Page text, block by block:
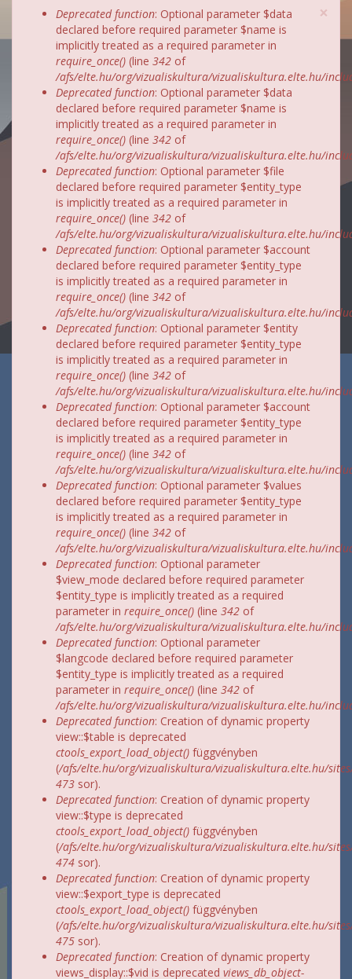
×
Hibaüzenet
Deprecated function: Optional parameter $data
declared before required parameter $name is
implicitly treated as a required parameter in
require_once() (line 342 of
/afs/elte.hu/org/vizualiskultura/vizualiskultura.elte.hu/
Deprecated function: Optional parameter $data
declared before required parameter $name is
implicitly treated as a required parameter in
require_once() (line 342 of
/afs/elte.hu/org/vizualiskultura/vizualiskultura.elte.hu/
Deprecated function: Optional parameter $file
declared before required parameter $entity_type
is implicitly treated as a required parameter in
require_once() (line 342 of
/afs/elte.hu/org/vizualiskultura/vizualiskultura.elte.hu/
Deprecated function: Optional parameter $account
declared before required parameter $entity_type
is implicitly treated as a required parameter in
require_once() (line 342 of
/afs/elte.hu/org/vizualiskultura/vizualiskultura.elte.hu/
Deprecated function: Optional parameter $entity
declared before required parameter $entity_type
is implicitly treated as a required parameter in
require_once() (line 342 of
/afs/elte.hu/org/vizualiskultura/vizualiskultura.elte.hu/
Deprecated function: Optional parameter $account
declared before required parameter $entity_type
is implicitly treated as a required parameter in
require_once() (line 342 of
/afs/elte.hu/org/vizualiskultura/vizualiskultura.elte.hu/
Deprecated function: Optional parameter $values
declared before required parameter $entity_type
is implicitly treated as a required parameter in
require_once() (line 342 of
/afs/elte.hu/org/vizualiskultura/vizualiskultura.elte.hu/
Deprecated function: Optional parameter
$view_mode declared before required parameter
$entity_type is implicitly treated as a required
parameter in require_once() (line 342 of
/afs/elte.hu/org/vizualiskultura/vizualiskultura.elte.hu/
Deprecated function: Optional parameter
$langcode declared before required parameter
$entity_type is implicitly treated as a required
parameter in require_once() (line 342 of
/afs/elte.hu/org/vizualiskultura/vizualiskultura.elte.hu/
Deprecated function: Creation of dynamic property
view::$table is deprecated
ctools_export_load_object() függvényben
(/afs/elte.hu/org/vizualiskultura/vizualiskultura.elte.hu/
473 sor).
Deprecated function: Creation of dynamic property
view::$type is deprecated
ctools_export_load_object() függvényben
(/afs/elte.hu/org/vizualiskultura/vizualiskultura.elte.hu/
474 sor).
Deprecated function: Creation of dynamic property
view::$export_type is deprecated
ctools_export_load_object() függvényben
(/afs/elte.hu/org/vizualiskultura/vizualiskultura.elte.hu/
475 sor).
Deprecated function: Creation of dynamic property
views_display::$vid is deprecated views_db_object-